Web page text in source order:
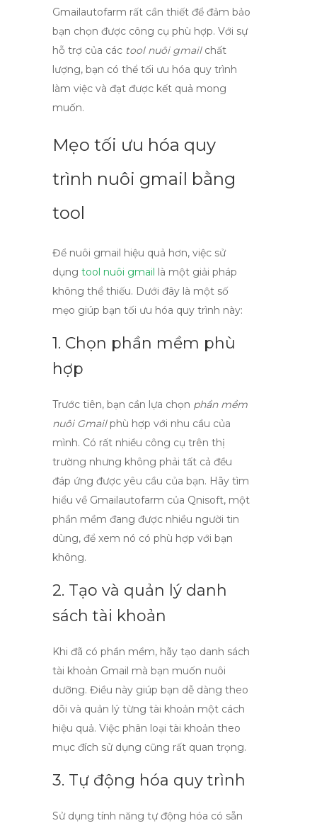
Gmailautofarm rất cần thiết để đảm bảo
bạn chọn được công cụ phù hợp. Với sự
hỗ trợ của các tool nuôi gmailchất
lượng, bạn có thể tối ưu hóa quy trình
làm việc và đạt được kết quả mong
muốn.
Mẹo tối ưu hóa quy
trình nuôi gmail bằng
tool
Để nuôi gmail hiệu quả hơn, việc sử
dụng tool nuôi gmail là một giải pháp
không thể thiếu. Dưới đây là một số
mẹo giúp bạn tối ưu hóa quy trình này:
1. Chọn phần mềm phù
hợp
Trước tiên, bạn cần lựa chọn phần mềm
nuôi Gmailphù hợp với nhu cầu của
mình. Có rất nhiều công cụ trên thị
trường nhưng không phải tất cả đều
đáp ứng được yêu cầu của bạn. Hãy tìm
hiểu về Gmailautofarm của Qnisoft, một
phần mềm đang được nhiều người tin
dùng, để xem nó có phù hợp với bạn
không.
2. Tạo và quản lý danh
sách tài khoản
Khi đã có phần mềm, hãy tạo danh sách
tài khoản Gmail mà bạn muốn nuôi
dưỡng. Điều này giúp bạn dễ dàng theo
dõi và quản lý từng tài khoản một cách
hiệu quả. Việc phân loại tài khoản theo
mục đích sử dụng cũng rất quan trọng.
3. Tự động hóa quy trình
Sử dụng tính năng tự động hóa có sẵn